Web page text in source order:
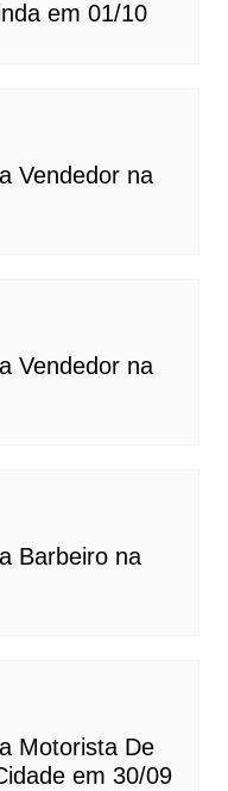
em 01/10
Vendedor na
Vendedor na
Barbeiro na
Motorista De
em 30/09